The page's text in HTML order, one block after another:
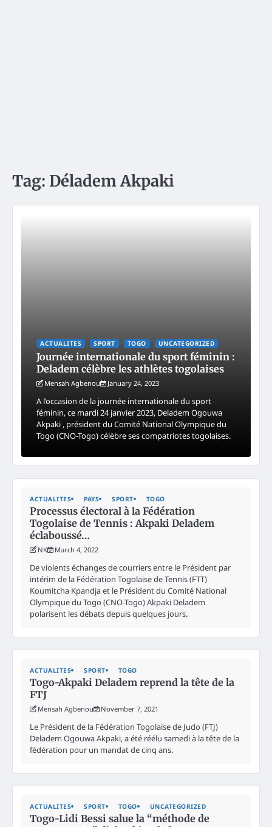
Tag: Déladem Akpaki
ACTUALITES SPORT TOGO UNCATEGORIZED
Journée internationale du sport féminin :
Deladem célèbre les athlètes togolaises
Mensah Agbenou January 24, 2023
A l’occasion de la journée internationale du sport
féminin, ce mardi 24 janvier 2023, Deladem Ogouwa
Akpaki , président du Comité National Olympique du
Togo (CNO-Togo) célèbre ses compatriotes togolaises.
ACTUALITES PAYS SPORT TOGO
Processus électoral à la Fédération
Togolaise de Tennis : Akpaki Deladem
éclaboussé…
NK March 4, 2022
De violents échanges de courriers entre le Président par
intérim de la Fédération Togolaise de Tennis (FTT)
Koumitcha Kpandja et le Président du Comité National
Olympique du Togo (CNO-Togo) Akpaki Deladem
polarisent les débats depuis quelques jours.
ACTUALITES SPORT TOGO
Togo-Akpaki Deladem reprend la tête de la
FTJ
Mensah Agbenou November 7, 2021
Le Président de la Fédération Togolaise de Judo (FTJ)
Deladem Ogouwa Akpaki, a été réélu samedi à la tête de la
fédération pour un mandat de cinq ans.
ACTUALITES SPORT TOGO UNCATEGORIZED
Togo-Lidi Bessi salue la “méthode de